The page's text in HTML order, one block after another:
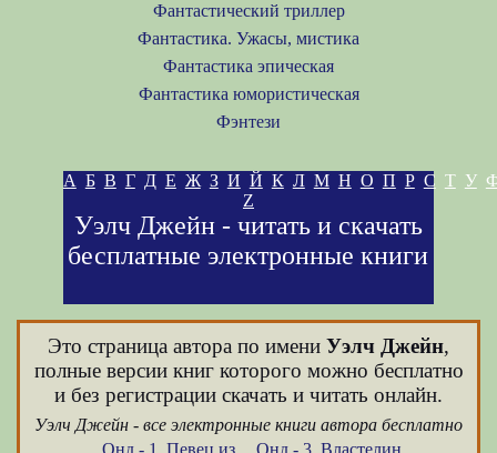
Фантастический триллер
Фантастика. Ужасы, мистика
Фантастика эпическая
Фантастика юмористическая
Фэнтези
А Б В Г Д Е Ж З И Й К Л М Н О П Р С Т У
Z
Уэлч Джейн - читать и скачать
бесплатные электронные книги
Это страница автора по имени Уэлч Джейн,
полные версии книг которого можно бесплатно
и без регистрации скачать и читать онлайн.
Уэлч Джейн - все электронные книги автора бесплатно
Онд - 1. Певец из
Онд - 3. Властелин